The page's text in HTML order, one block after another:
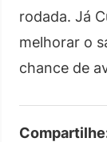
rodada. Já
melhorar o
chance de